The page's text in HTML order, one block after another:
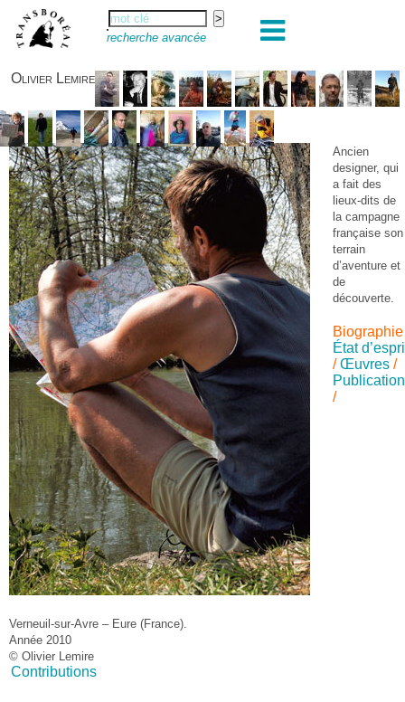
recherche avancée
Olivier Lemire
Verneuil-sur-Avre – Eure (France).
Année 2010
© Olivier Lemire
Ancien
designer, qui
a fait des
lieux-dits de
la campagne
française son
terrain
d’aventure et
de
découverte.
Biographie
État
/Œuvres /
/
Contributions